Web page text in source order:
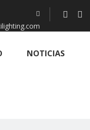

NOTICIAS